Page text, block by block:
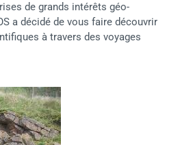
de grands intérêts géo-
a décidé de vous faire découvrir
à travers des voyages